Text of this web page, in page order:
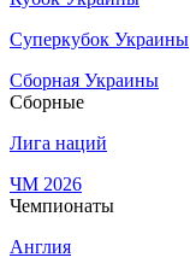
Суперкубок Украины
Сборная Украины
Сборные
Лига наций
ЧМ 2026
Чемпионаты
Англия